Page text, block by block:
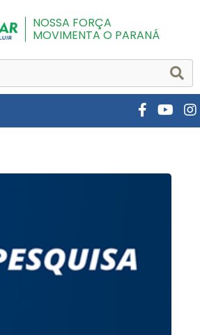
NOSSA FORÇA
MOVIMENTA O PARANÁ